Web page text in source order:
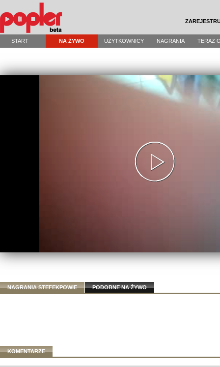
START NA ŻYWO UŻYTKOWNICY NAGRANIA TERAZ
NAGRANIA STEFEKPOWIE PODOBNE NA ŻYWO
KOMENTARZE